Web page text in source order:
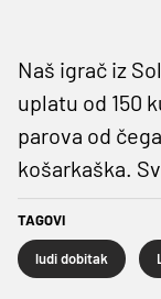
Naš igrač iz
uplatu od 150
parova od
košarkaška.
TAGOVI
ludi dobitak